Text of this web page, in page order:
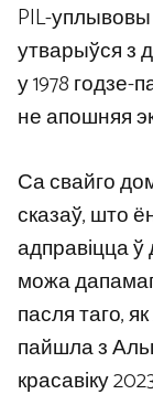
PIL-уплывовы
утварыўся з
у 1978
не апошняя
Са свайго
сказаў, што
адправіцца ў
можа
пасля таго,
пайшла з
красавіку